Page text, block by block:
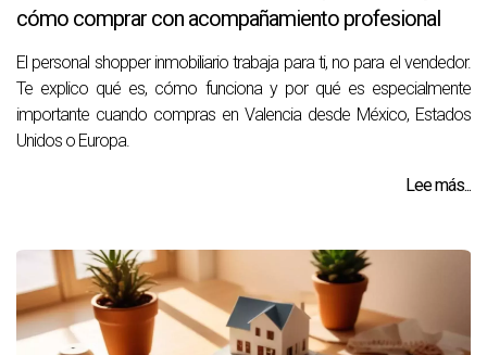
cómo comprar con acompañamiento profesional
El personal shopper inmobiliario trabaja para ti, no para el vendedor.
Te explico qué es, cómo funciona y por qué es especialmente
importante cuando compras en Valencia desde México, Estados
Unidos o Europa.
Lee más...